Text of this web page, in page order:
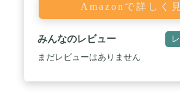
Amazonで詳しく
みんなのレビュー
まだレビューはありません